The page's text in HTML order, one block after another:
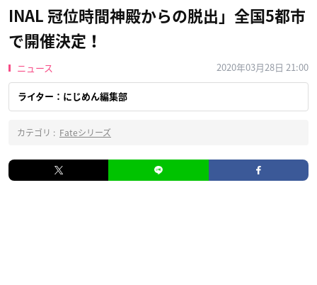
INAL 冠位時間神殿からの脱出」全国5都市
で開催決定！
ニュース 2020年03月28日 21:00
ライター：にじめん編集部
カテゴリ : Fateシリーズ